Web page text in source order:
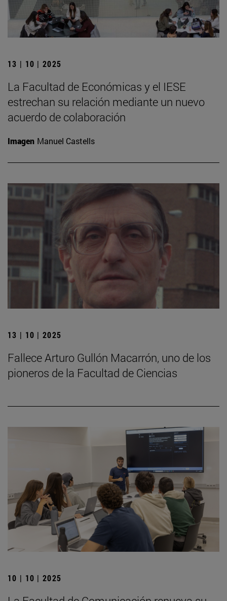
13 | 10 | 2025
La Facultad de Económicas y el IESE
estrechan su relación mediante un nuevo
acuerdo de colaboración
Imagen Manuel Castells
13 | 10 | 2025
Fallece Arturo Gullón Macarrón, uno de los
pioneros de la Facultad de Ciencias
10 | 10 | 2025